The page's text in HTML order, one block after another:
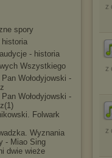
spory
- historia
Wszystkiego
Wołodyjowski -
Wołodyjowski -
(1)
i. Folwark
Wyznania
- Miao Sing
dwie wieże
z
z
z